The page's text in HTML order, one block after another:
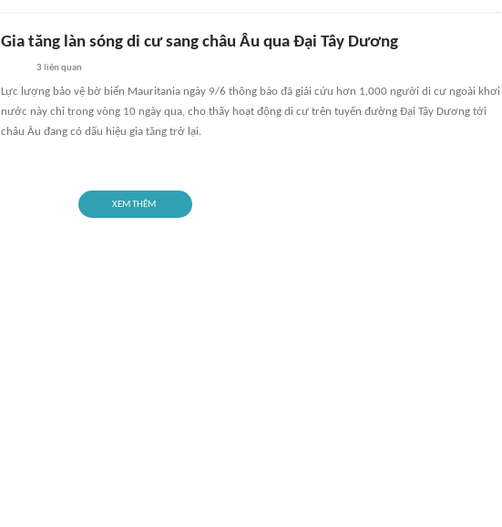
Gia tăng làn sóng di cư sang châu Âu qua Đại Tây Dương
3 liên quan
Lực lượng bảo vệ bờ biển Mauritania ngày 9/6 thông báo đã giải cứu hơn 1.000 người di cư ngoài khơi
nước này chỉ trong vòng 10 ngày qua, cho thấy hoạt động di cư trên tuyến đường Đại Tây Dương tới
châu Âu đang có dấu hiệu gia tăng trở lại.
XEM THÊM